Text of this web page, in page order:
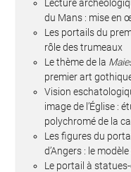
Lecture
du Mans : mise en
Les portails du
rôle des trumeaux
Le thème de la
premier art
Vision
image de l’Église :
polychromé de la
Les figures du
d’Angers : le
Le portail à